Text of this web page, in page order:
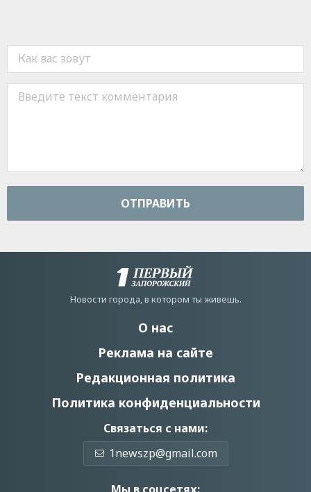
ОТПРАВИТЬ
Новости города, в котором ты живешь.
О нас
Реклама на сайте
Редакционная политика
Политика конфиденциальности
Связаться с нами:
1newszp@gmail.com